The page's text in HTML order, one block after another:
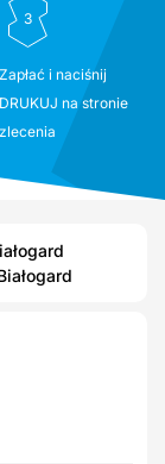
3
Zapłać i naciśnij
DRUKUJ na stronie
zlecenia